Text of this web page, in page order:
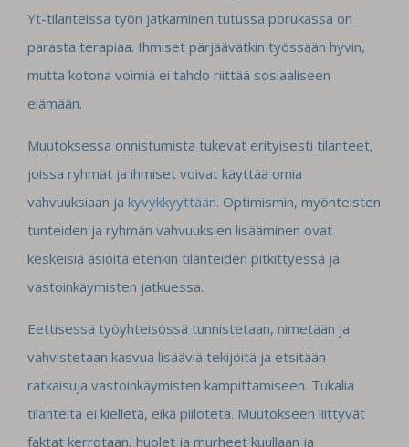
Yt-tilanteissa työn jatkaminen tutussa porukassa on
parasta terapiaa. Ihmiset pärjäävätkin työssään hyvin,
mutta kotona voimia ei tahdo riittää sosiaaliseen
elämään.
Muutoksessa onnistumista tukevat erityisesti tilanteet,
joissa ryhmät ja ihmiset voivat käyttää omia
vahvuuksiaan ja kyvykkyyttään. Optimismin, myönteisten
tunteiden ja ryhmän vahvuuksien lisääminen ovat
keskeisiä asioita etenkin tilanteiden pitkittyessä ja
vastoinkäymisten jatkuessa.
Eettisessä työyhteisössä tunnistetaan, nimetään ja
vahvistetaan kasvua lisääviä tekijöitä ja etsitään
ratkaisuja vastoinkäymisten kampittamiseen. Tukalia
tilanteita ei kielletä, eikä piiloteta. Muutokseen liittyvät
faktat kerrotaan, huolet ja murheet kuullaan ja